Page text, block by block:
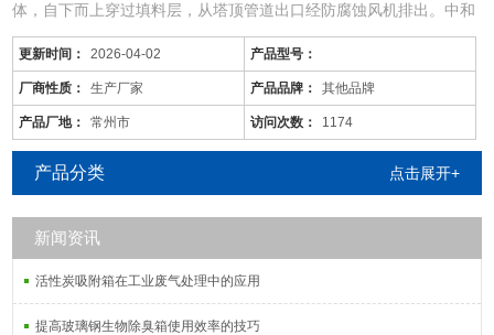
体，自下而上穿过填料层，从塔顶管道出口经防腐蚀风机排出。中和
药水在塔顶通过液体分布器，均匀地喷淋到填料层中，沿着填料层表
面向下流动直到塔底，由管道排出塔外，由防腐循环泵循环工作。由
于上升废气和下降吸收剂在填料层中不断接触，所以上升气流中溶质
的浓度越来越低，到塔顶时已达到吸收要求后排出塔外。相反下降液
体中
更新时间： 2026-04-02 产品型号：
厂商性质： 生产厂家 产品品牌： 其他品牌
产品厂地： 常州市 访问次数： 1174
产品分类 点击展开+
新闻资讯
活性炭吸附箱在工业废气处理中的应用
提高玻璃钢生物除臭箱使用效率的技巧